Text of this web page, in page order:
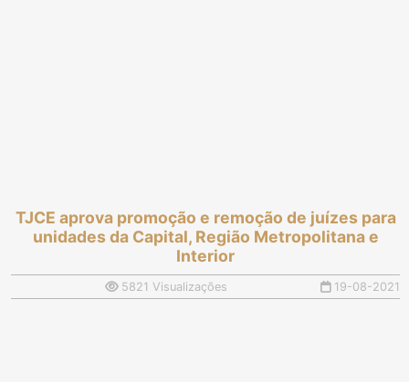
TJCE aprova promoção e remoção de juízes para
unidades da Capital, Região Metropolitana e
Interior
5821 Visualizações 19-08-2021